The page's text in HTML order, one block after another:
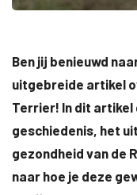
Ben jij benieuwd
uitgebreide artikel
Terrier! In dit artikel
geschiedenis, het
gezondheid van de
naar hoe je deze